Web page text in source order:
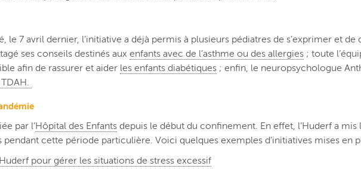
le 7 avril dernier, l’initiative a déjà permis à plusieurs pédiatres de s’exprimer et
ses conseils destinés aux enfants avec de l’asthme ou des allergies ; toute
afin de rassurer et aider les enfants diabétiques ; enfin, le neuropsychologue
par l’Hôpital des Enfants depuis le début du confinement. En effet, l’Huderf a
cette période particulière. Voici quelques exemples d’initiatives mises en
pour gérer les situations de stress excessif